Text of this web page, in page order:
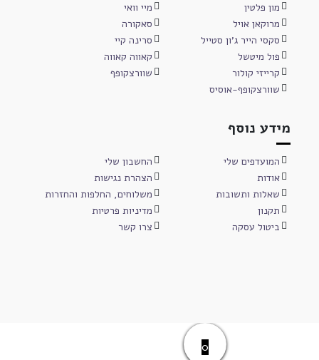
מון פלטין
מיי וואי
מרוקאן אויל
סאקורה
סקסי הייר ג'ון סטייל
סרינה קיי
פול מיטשל
קאווה קאווה
קרייזי קולור
שוורצקופף
שוורצקופף-אוסיס
מידע נוסף
המועדפים שלי
החשבון שלי
אודות
הצהרת נגישות
שאלות ותשובות
משלוחים, החלפות והחזרות
תקנון
מדיניות פרטיות
ביטול עסקה
צרו קשר
0